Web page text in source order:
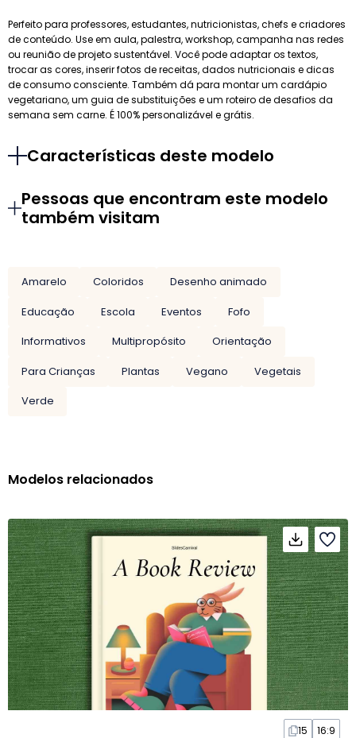
Perfeito para professores, estudantes, nutricionistas, chefs e criadores
de conteúdo. Use em aula, palestra, workshop, campanha nas redes
ou reunião de projeto sustentável. Você pode adaptar os textos,
trocar as cores, inserir fotos de receitas, dados nutricionais e dicas
de consumo consciente. Também dá para montar um cardápio
vegetariano, um guia de substituições e um roteiro de desafios da
semana sem carne. É 100% personalizável e grátis.
Características deste modelo
Pessoas que encontram este modelo
também visitam
Amarelo Coloridos
Desenho animado
Educação
Escola Eventos
Fofo
Informativos
Multipropósito
Orientação
Para Crianças
Plantas Vegano
Vegetais
Verde
Modelos relacionados
15 16:9